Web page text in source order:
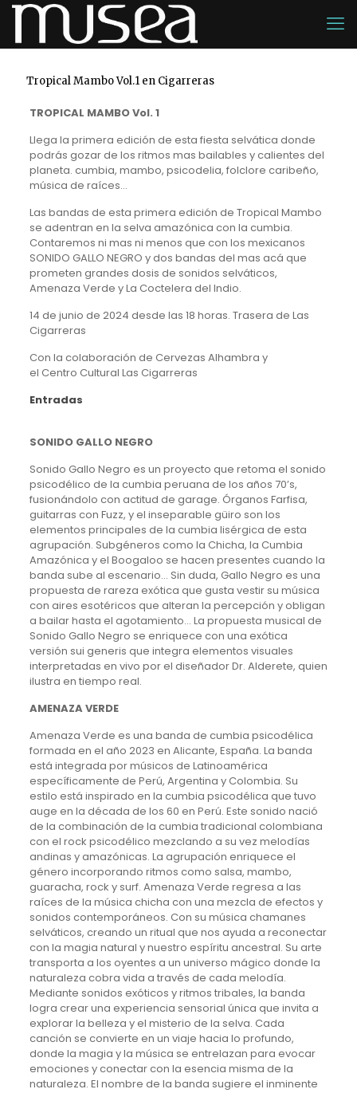
Tropical Mambo Vol.1 en Cigarreras
TROPICAL MAMBO Vol. 1
Llega la primera edición de esta fiesta selvática donde
podrás gozar de los ritmos mas bailables y calientes del
planeta. cumbia, mambo, psicodelia, folclore caribeño,
música de raíces…
Las bandas de esta primera edición de Tropical Mambo
se adentran en la selva amazónica con la cumbia.
Contaremos ni mas ni menos que con los mexicanos
SONIDO GALLO NEGRO y dos bandas del mas acá que
prometen grandes dosis de sonidos selváticos,
Amenaza Verde y La Coctelera del Indio.
14 de junio de 2024 desde las 18 horas. Trasera de Las
Cigarreras
Con la colaboración de Cervezas Alhambra y
el Centro Cultural Las Cigarreras
Entradas
SONIDO GALLO NEGRO
Sonido Gallo Negro es un proyecto que retoma el sonido
psicodélico de la cumbia peruana de los años 70’s,
fusionándolo con actitud de garage. Órganos Farfisa,
guitarras con Fuzz, y el inseparable güiro son los
elementos principales de la cumbia lisérgica de esta
agrupación. Subgéneros como la Chicha, la Cumbia
Amazónica y el Boogaloo se hacen presentes cuando la
banda sube al escenario… Sin duda, Gallo Negro es una
propuesta de rareza exótica que gusta vestir su música
con aires esotéricos que alteran la percepción y obligan
a bailar hasta el agotamiento… La propuesta musical de
Sonido Gallo Negro se enriquece con una exótica
versión sui generis que integra elementos visuales
interpretadas en vivo por el diseñador Dr. Alderete, quien
ilustra en tiempo real.
AMENAZA VERDE
Amenaza Verde es una banda de cumbia psicodélica
formada en el año 2023 en Alicante, España. La banda
está integrada por músicos de Latinoamérica
específicamente de Perú, Argentina y Colombia. Su
estilo está inspirado en la cumbia psicodélica que tuvo
auge en la década de los 60 en Perú. Este sonido nació
de la combinación de la cumbia tradicional colombiana
con el rock psicodélico mezclando a su vez melodías
andinas y amazónicas. La agrupación enriquece el
género incorporando ritmos como salsa, mambo,
guaracha, rock y surf. Amenaza Verde regresa a las
raíces de la música chicha con una mezcla de efectos y
sonidos contemporáneos. Con su música chamanes
selváticos, creando un ritual que nos ayuda a reconectar
con la magia natural y nuestro espíritu ancestral. Su arte
transporta a los oyentes a un universo mágico donde la
naturaleza cobra vida a través de cada melodía.
Mediante sonidos exóticos y ritmos tribales, la banda
logra crear una experiencia sensorial única que invita a
explorar la belleza y el misterio de la selva. Cada
canción se convierte en un viaje hacia lo profundo,
donde la magia y la música se entrelazan para evocar
emociones y conectar con la esencia misma de la
naturaleza. El nombre de la banda sugiere el inminente